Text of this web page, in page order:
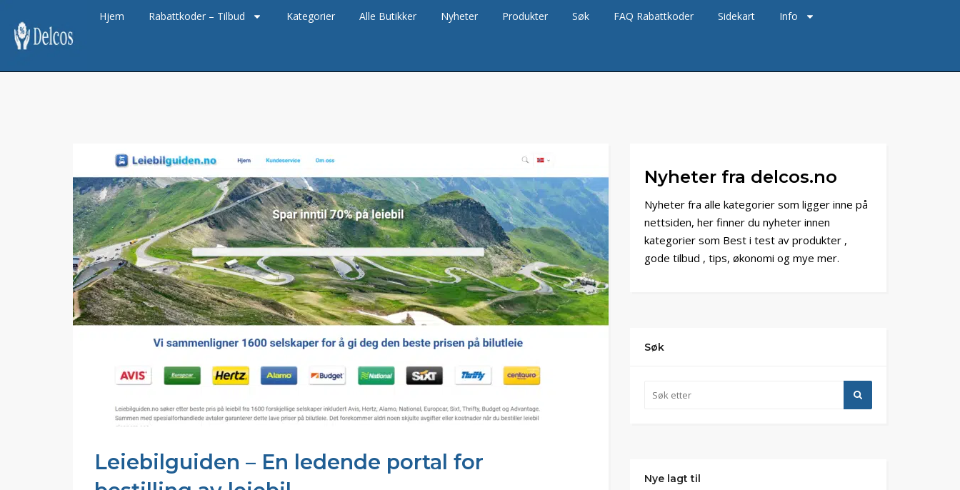
Hjem Rabattkoder – Tilbud Kategorier Alle Butikker Nyheter Produkter Søk FAQ Rabattkoder Sidekart Info
Leiebilguiden – En ledende portal for
Nyheter fra delcos.no
Nyheter fra alle kategorier som ligger inne på
nettsiden, her finner du nyheter innen
kategorier som Best i test av produkter ,
gode tilbud , tips, økonomi og mye mer.
Søk
Nye lagt til